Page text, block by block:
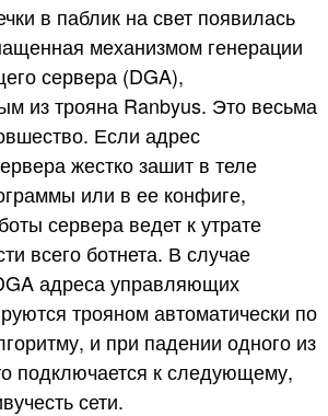
в паблик на свет появилась
механизмом генерации
сервера (DGA),
из трояна Ranbyus. Это весьма
Если адрес
жестко зашит в теле
или в ее конфиге,
сервера ведет к утрате
всего ботнета. В случае
адреса управляющих
трояном автоматически по
и при падении одного из
подключается к следующему,
сети.